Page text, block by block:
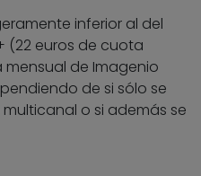
inferior al del
(22 euros de cuota
mensual de Imagenio
de si sólo se
o si además se